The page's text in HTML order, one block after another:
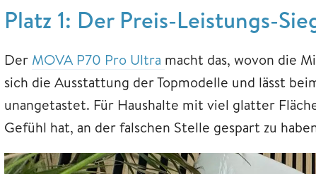
Platz 1: Der Preis-Leistungs-
Der MOVA P70 Pro Ultra macht das, wovon die
sich die Ausstattung der Topmodelle und lässt
unangetastet. Für Haushalte mit viel glatter
Gefühl hat, an der falschen Stelle gespart zu